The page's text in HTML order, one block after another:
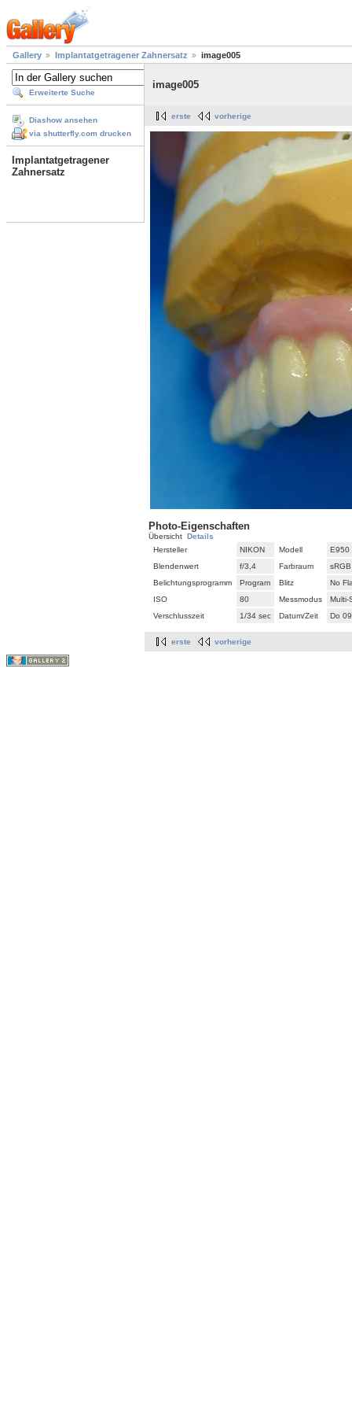
Gallery Implantatgetragener Zahnersatz image005
Erweiterte Suche
Diashow ansehen
via shutterfly.com drucken
Implantatgetragener
Zahnersatz
image005
erste vorherige
Photo-Eigenschaften
Übersicht Details
Hersteller
NIKON Modell
E950
Blendenwert
f/3,4 Farbraum
sRGB
Belichtungsprogramm
Program Blitz
No
ISO
80 Messmodus
Multi-
Verschlusszeit
1/34 sec Datum/Zeit Do
erste vorherige